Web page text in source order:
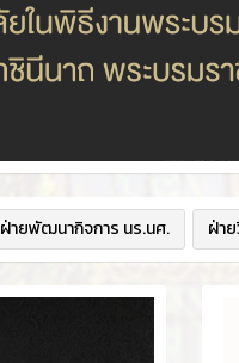
ฝ่ายพัฒนากิจการ นร.นศ. ฝ่า